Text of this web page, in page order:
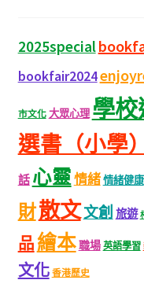
2025special
bookfair2024
市文化 大眾心理 學校
選書（小學）
話 心靈情緒情緒健康
財散文文創 旅遊
品繪本職場 英語學習
文化 香港歷史